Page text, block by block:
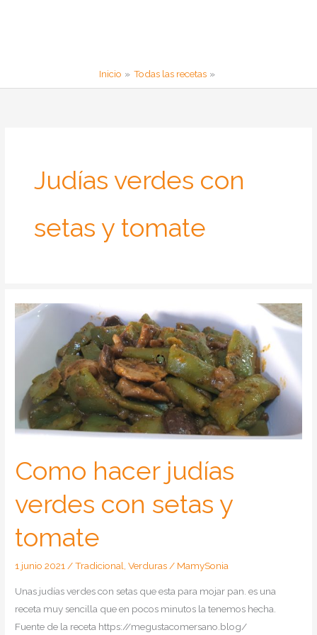
Inicio Todas las recetas
Judías verdes con
setas y tomate
Como hacer judías
verdes con setas y
tomate
1 junio 2021/Tradicional,Verduras/ MamySonia
Unas judías verdes con setas que esta para mojar pan. es una
receta muy sencilla que en pocos minutos la tenemos hecha.
Fuente de la receta https://megustacomersano.blog/